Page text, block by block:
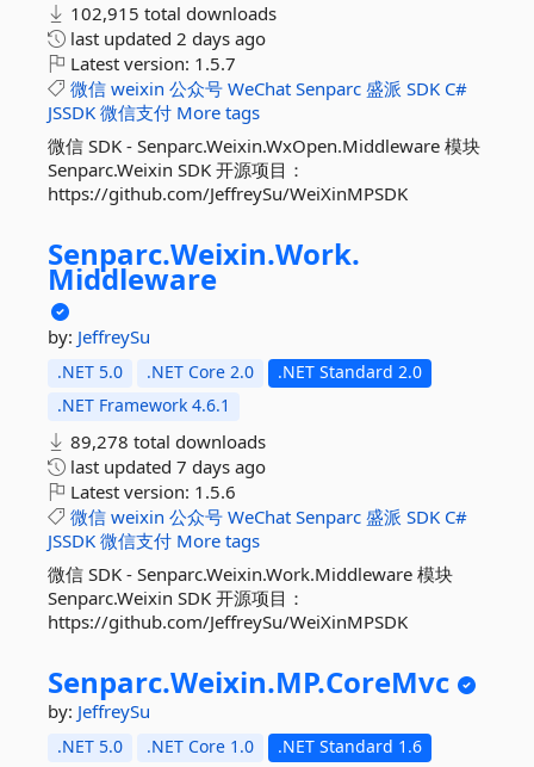
102,915 total downloads
last updated 2 days ago
Latest version: 1.5.7
微信 weixin 公众号 WeChat Senparc 盛派 SDK C#
JSSDK 微信支付 More tags
微信 SDK - Senparc.Weixin.WxOpen.Middleware 模块
Senparc.Weixin SDK 开源项目：
https://github.com/JeffreySu/WeiXinMPSDK
Senparc.Weixin.Work.
Middleware
by: JeffreySu
.NET 5.0 .NET Core 2.0
.NET Standard 2.0
.NET Framework 4.6.1
89,278 total downloads
last updated 7 days ago
Latest version: 1.5.6
微信 weixin 公众号 WeChat Senparc 盛派 SDK C#
JSSDK 微信支付 More tags
微信 SDK - Senparc.Weixin.Work.Middleware 模块
Senparc.Weixin SDK 开源项目：
https://github.com/JeffreySu/WeiXinMPSDK
Senparc.Weixin.MP.CoreMvc
by: JeffreySu
.NET 5.0 .NET Core 1.0
.NET Standard 1.6